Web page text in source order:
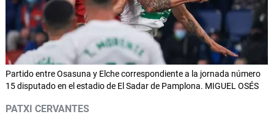
Partido entre Osasuna y Elche correspondiente a la jornada número
15 disputado en el estadio de El Sadar de Pamplona. MIGUEL OSÉS
PATXI CERVANTES